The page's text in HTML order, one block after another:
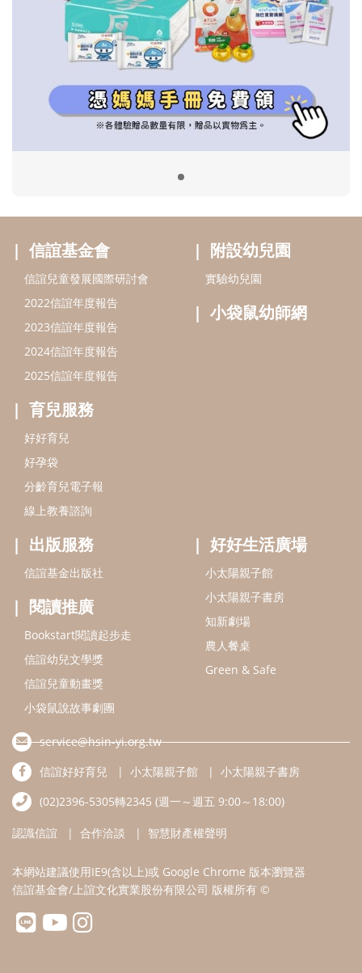
信誼基金會
2022信誼年度報告
2023信誼年度報告
2024信誼年度報告
好孕袋
分齡育兒電子報
線上教養諮詢
附設幼兒園
小袋鼠幼師網
出版服務
信誼基金出版社
閱讀推廣
Bookstart閱讀起步走
信誼幼兒文學獎
信誼兒童動畫獎
小袋鼠說故事劇團
service@hsin-yi.org.tw
信誼好好育兒
小太陽親子書房
(02)2396-5305轉2345 (週一～週五 9:00～18:00)
認識信誼 合作洽談 智慧財產權聲明
本網站建議使用IE9(含以上)或 Google Chrome 版本瀏覽器
信誼基金會/上誼文化實業股份有限公司 版權所有 ©